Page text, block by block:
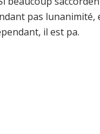
pas
il est pa.